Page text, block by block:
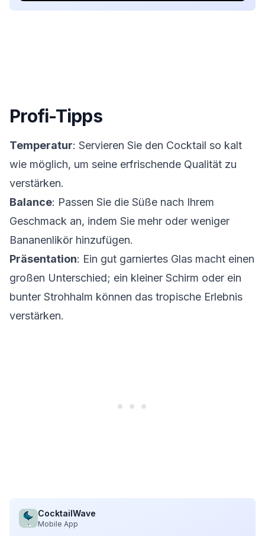
Profi-Tipps
Temperatur: Servieren Sie den Cocktail so kalt
wie möglich, um seine erfrischende Qualität zu
verstärken.
Balance: Passen Sie die Süße nach Ihrem
Geschmack an, indem Sie mehr oder weniger
Bananenlikör hinzufügen.
Präsentation: Ein gut garniertes Glas macht einen
großen Unterschied; ein kleiner Schirm oder ein
bunter Strohhalm können das tropische Erlebnis
verstärken.
CocktailWave
Mobile App